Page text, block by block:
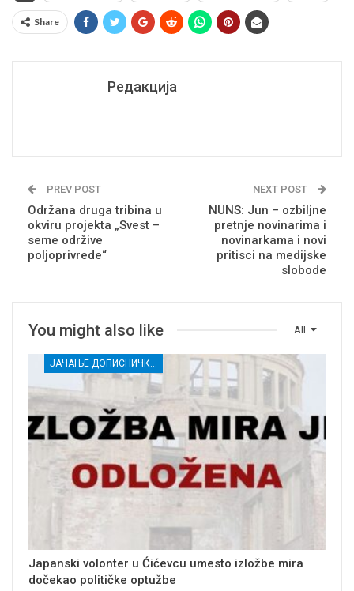
Share
Редакција
PREV POST
Održana druga tribina u
okviru projekta „Svest –
seme održive
poljoprivrede“
NEXT POST
NUNS: Jun – ozbiljne
pretnje novinarima i
novinarkama i novi
pritisci na medijske
slobode
All
You might also like
ЈАЧАЊЕ ДОПИСНИЧКЕ МРЕЖЕ НЕЗАВИСНИХ МЕДИЈА У РАСИНСКОМ ОКРУГУ
Japanski volonter u Ćićevcu umesto izložbe mira
dočekao političke optužbe